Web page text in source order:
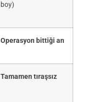
boy)
Operasyon bittiği an
Tamamen tıraşsız